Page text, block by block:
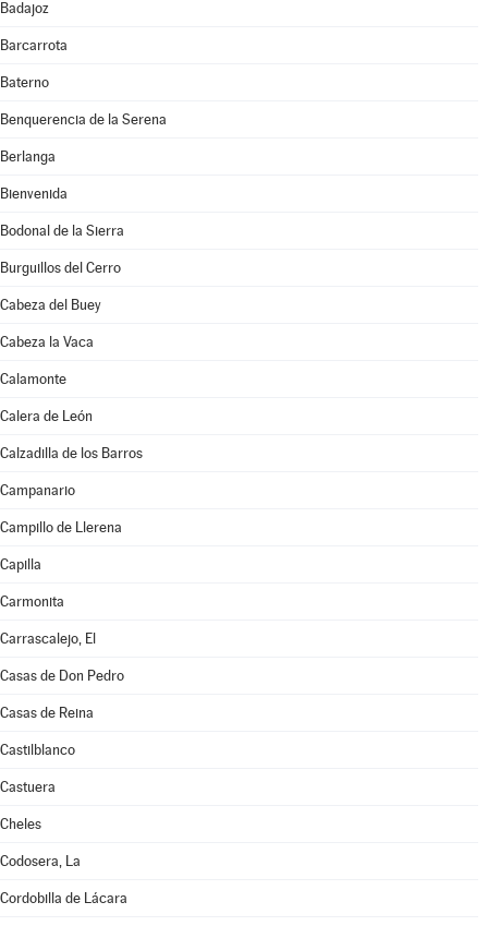
Badajoz
Barcarrota
Baterno
Benquerencia de la Serena
Berlanga
Bienvenida
Bodonal de la Sierra
Burguillos del Cerro
Cabeza del Buey
Cabeza la Vaca
Calamonte
Calera de León
Calzadilla de los Barros
Campanario
Campillo de Llerena
Capilla
Carmonita
Carrascalejo, El
Casas de Don Pedro
Casas de Reina
Castilblanco
Castuera
Cheles
Codosera, La
Cordobilla de Lácara